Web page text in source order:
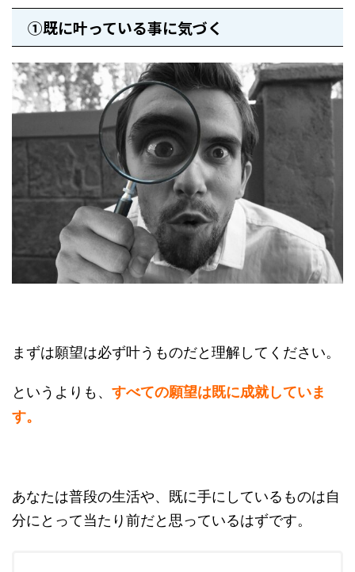
①既に叶っている事に気づく
まずは願望は必ず叶うものだと理解してください。
というよりも、 すべての願望は既に成就していま
す。
あなたは普段の生活や、既に手にしているものは自
分にとって当たり前だと思っているはずです。